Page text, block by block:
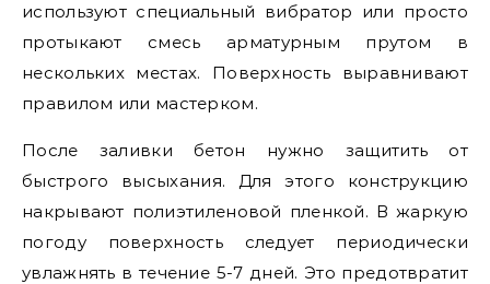
используют специальный вибратор или просто
протыкают смесь арматурным прутом в
нескольких местах. Поверхность выравнивают
правилом или мастерком.
После заливки бетон нужно защитить от
быстрого высыхания. Для этого конструкцию
накрывают полиэтиленовой пленкой. В жаркую
погоду поверхность следует периодически
увлажнять в течение 5-7 дней. Это предотвратит